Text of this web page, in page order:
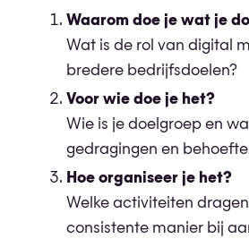
Waarom doe je wat je
Wat is de rol van digital
bredere bedrijfsdoelen?
Voor wie doe je het?
Wie is je doelgroep en
gedragingen en
Hoe organiseer je het?
Welke activiteiten
consistente manier bij